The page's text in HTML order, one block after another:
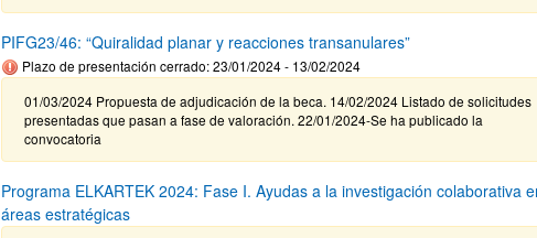
PIFG23/46: “Quiralidad planar y reacciones transanulares”
Plazo de presentación cerrado: 23/01/2024 - 13/02/2024
01/03/2024 Propuesta de adjudicación de la beca. 14/02/2024 Listado de solicitudes
presentadas que pasan a fase de valoración. 22/01/2024-Se ha publicado la
convocatoria
Programa ELKARTEK 2024: Fase I. Ayudas a la investigación colaborativa
áreas estratégicas